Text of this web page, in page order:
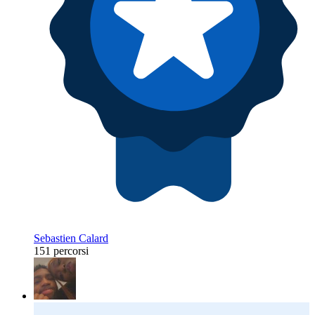
Sebastien Calard
151 percorsi